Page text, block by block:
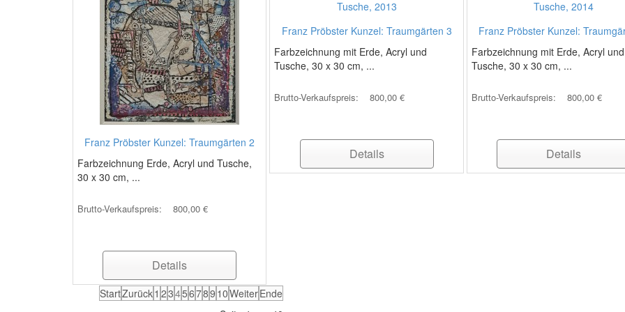
Franz Pröbster Kunzel: Traumgärten 2
Farbzeichnung Erde, Acryl und Tusche,
30 x 30 cm, ...
Brutto-Verkaufspreis: 800,00 €
Details
Franz Pröbster Kunzel: Traumgärten 3
Farbzeichnung mit Erde, Acryl und
Tusche, 30 x 30 cm, ...
Brutto-Verkaufspreis: 800,00 €
Details
Franz Pröbster Kunzel:
Farbzeichnung mit Erde, Acryl und
Tusche, 30 x 30 cm, ...
Brutto-Verkaufspreis: 800,00 €
Details
StartZurück1 23456789 10WeiterEnde